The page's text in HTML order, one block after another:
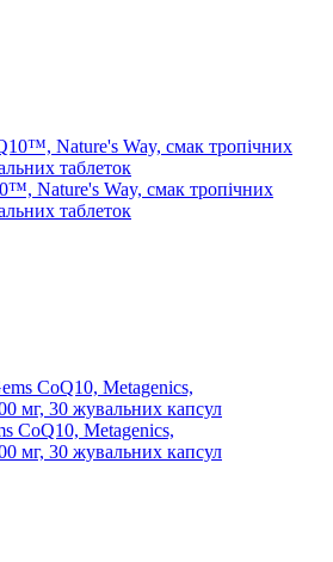
Nature's Way, смак тропічних
таблеток
CoQ10, Metagenics,
мг, 30 жувальних капсул